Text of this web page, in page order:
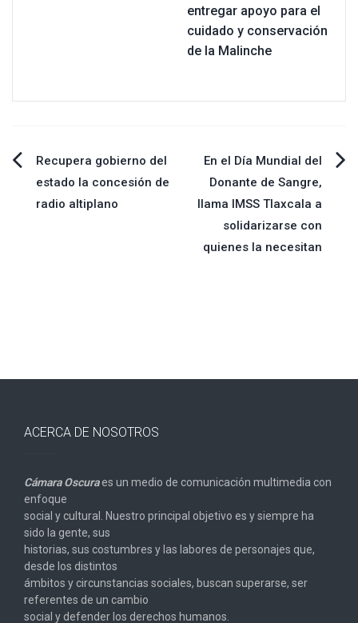
entregar apoyo para el
cuidado y conservación
de la Malinche
Navegación
de
Recupera gobierno del
estado la concesión de
radio altiplano
En el Día Mundial del
Donante de Sangre,
llama IMSS Tlaxcala a
solidarizarse con
quienes la necesitan
ACERCA DE NOSOTROS
Cámara Oscuraes un medio de comunicación multimedia con
enfoque
social y cultural. Nuestro principal objetivo es y siempre ha
sido la gente, sus
historias, sus costumbres y las labores de personajes que,
desde los distintos
ámbitos y circunstancias sociales, buscan superarse, ser
referentes de un cambio
social y defender los derechos humanos.